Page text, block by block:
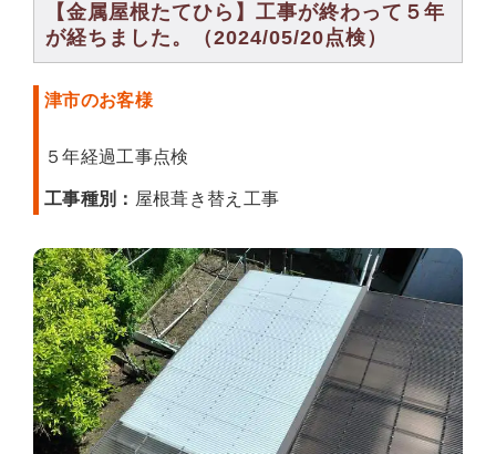
【金属屋根たてひら】工事が終わって５年
が経ちました。（2024/05/20点検）
津市のお客様
５年経過工事点検
工事種別： 屋根葺き替え工事